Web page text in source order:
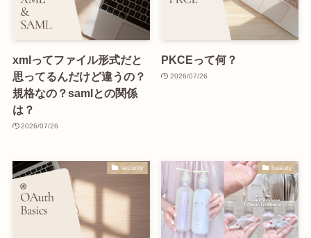
xmlってファイル形式だと
思ってるんだけど違うの？
規格なの？samlとの関係
は？
2026/07/26
PKCEって何？
2026/07/26
security beauty